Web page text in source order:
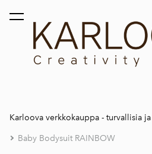
on lisätty ostoskoriin. Katso
Karloova verkkokauppa - turvallisia
Baby Bodysuit RAINBOW